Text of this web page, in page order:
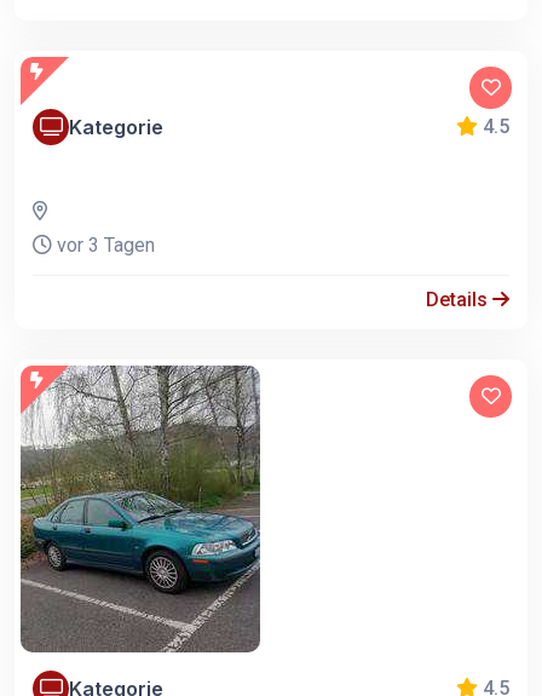
Kategorie 4.5
vor 3 Tagen
Details
Kategorie 4.5